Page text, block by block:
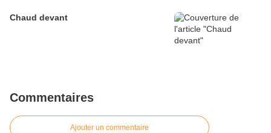
Chaud devant
Commentaires
Ajouter un commentaire